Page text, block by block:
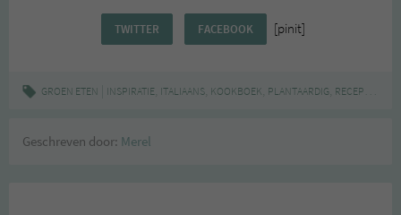
TWITTER FACEBOOK [pinit]
GROEN ETEN INSPIRATIE, ITALIAANS, KOOKBOEK, PLANTAARDIG, RECEPTEN
Geschreven door: Merel